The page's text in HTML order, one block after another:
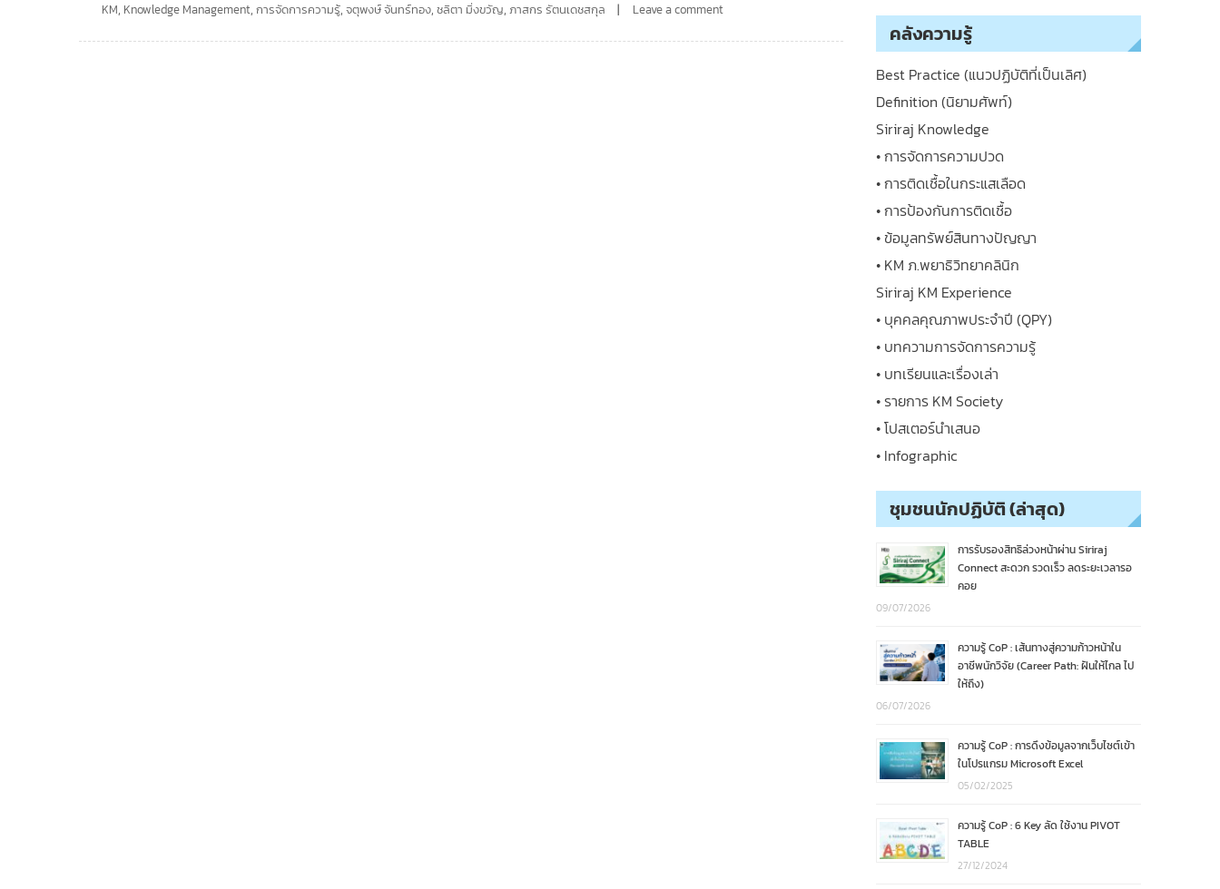
KM, Knowledge Management,การจัดการความรู้,จตุพงษ์ จันทร์ทอง,ชลิตา มิ่งขวัญ,ภาสกร รัตนเดชสกุล Leave a comment
คลังความรู้
Best Practice (แนวปฏิบัติที่เป็นเลิศ)
Definition (นิยามศัพท์)
Siriraj Knowledge
• การจัดการความปวด
• การติดเชื้อในกระแสเลือด
• การป้องกันการติดเชื้อ
• ข้อมูลทรัพย์สินทางปัญญา
• KM ภ.พยาธิวิทยาคลินิก
Siriraj KM Experience
• บุคคลคุณภาพประจำปี (QPY)
• บทความการจัดการความรู้
• บทเรียนและเรื่องเล่า
• รายการ KM Society
• โปสเตอร์นำเสนอ
• Infographic
ชุมชนนักปฏิบัติ (ล่าสุด)
การรับรองสิทธิล่วงหน้าผ่าน Siriraj
Connect สะดวก รวดเร็ว ลดระยะเวลารอ
คอย
09/07/2026
ความรู้ CoP : เส้นทางสู่ความก้าวหน้าใน
อาชีพนักวิจัย (Career Path: ฝันให้ไกล ไป
ให้ถึง)
06/07/2026
ความรู้ CoP : การดึงข้อมูลจากเว็บไซต์เข้า
ในโปรแกรม Microsoft Excel
05/02/2025
ความรู้ CoP : 6 Key ลัด ใช้งาน PIVOT
TABLE
27/12/2024